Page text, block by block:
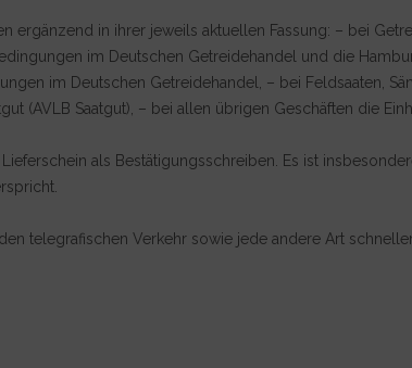
ergänzend in ihrer jeweils aktuellen Fassung: – bei
im Deutschen Getreidehandel und die
im Deutschen Getreidehandel, – bei Feldsaaten,
(AVLB Saatgut), – bei allen übrigen Geschäften die
als Bestätigungsschreiben. Es ist
telegrafischen Verkehr sowie jede andere Art